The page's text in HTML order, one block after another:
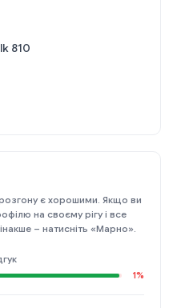
810
розгону є хорошими. Якщо ви
на своєму рігу і все
– натисніть «Марно».
1%